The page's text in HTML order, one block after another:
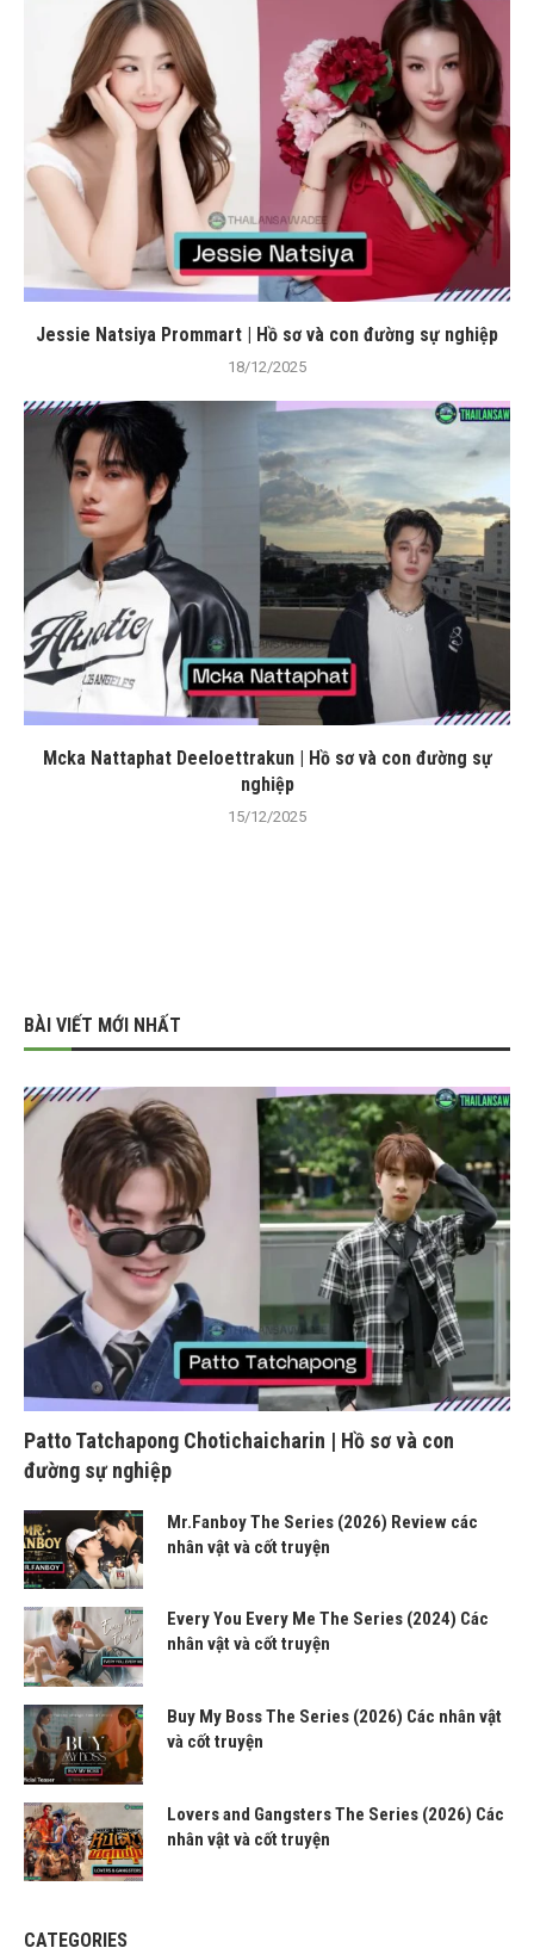
Jessie Natsiya Prommart | Hồ sơ và con đường sự nghiệp
18/12/2025
Mcka Nattaphat Deeloettrakun | Hồ sơ và con đường sự
nghiệp
15/12/2025
BÀI VIẾT MỚI NHẤT
Patto Tatchapong Chotichaicharin | Hồ sơ và con
đường sự nghiệp
Mr.Fanboy The Series (2026) Review các
nhân vật và cốt truyện
Every You Every Me The Series (2024) Các
nhân vật và cốt truyện
Buy My Boss The Series (2026) Các nhân vật
và cốt truyện
Lovers and Gangsters The Series (2026) Các
nhân vật và cốt truyện
CATEGORIES